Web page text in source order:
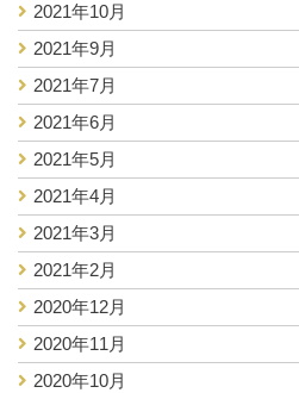
2021年10月
2021年9月
2021年7月
2021年6月
2021年5月
2021年4月
2021年3月
2021年2月
2020年12月
2020年11月
2020年10月